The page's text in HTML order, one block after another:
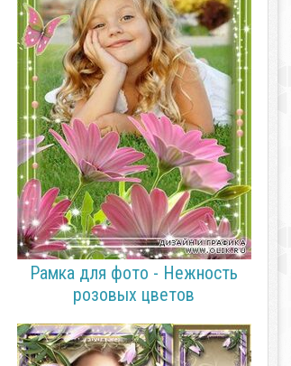
Рамка для фото - Нежность
розовых цветов